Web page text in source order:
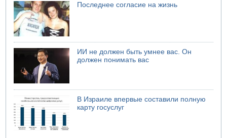
Последнее согласие на жизнь
ИИ не должен быть умнее вас. Он
должен понимать вас
В Израиле впервые составили полную
карту госуслуг